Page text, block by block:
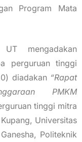
Program Mata
mengadakan
perguruan tinggi
diadakan “Rapat
PMKM
tinggi mitra
Universitas
Politeknik